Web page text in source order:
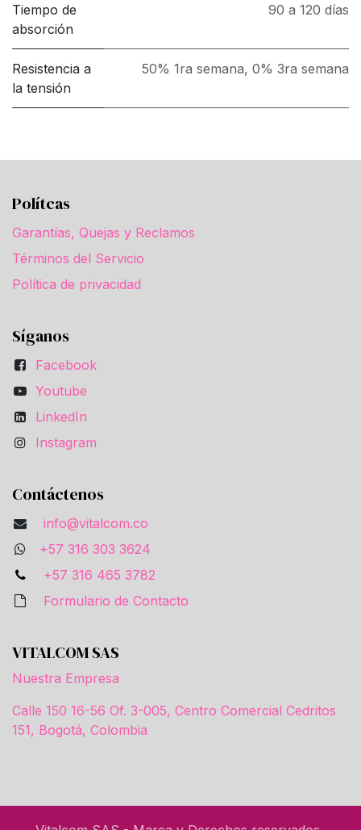
Tiempo de
absorción
90 a 120 días
Resistencia a
la tensión
50% 1ra semana, 0% 3ra semana
Polítcas
Garantías, Quejas y Reclamos
Términos del Servicio
Política de privacidad
Síganos
Facebook
Youtube
LinkedIn
Instagram
Contáctenos
info@vitalcom.co
+57 316 303 3624
+57 316 465 3782
Formulario de Contacto
VITALCOM SAS
Nuestra Empresa
Calle 150 16-56 Of. 3-005, Centro Comercial Cedritos
151, Bogotá, Colombia